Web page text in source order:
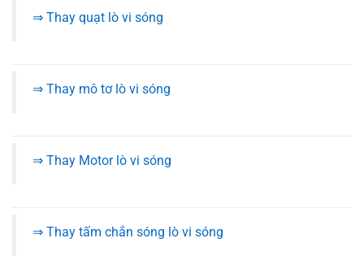
⇒ Thay quạt lò vi sóng
⇒ Thay mô tơ lò vi sóng
⇒ Thay Motor lò vi sóng
⇒ Thay tấm chắn sóng lò vi sóng